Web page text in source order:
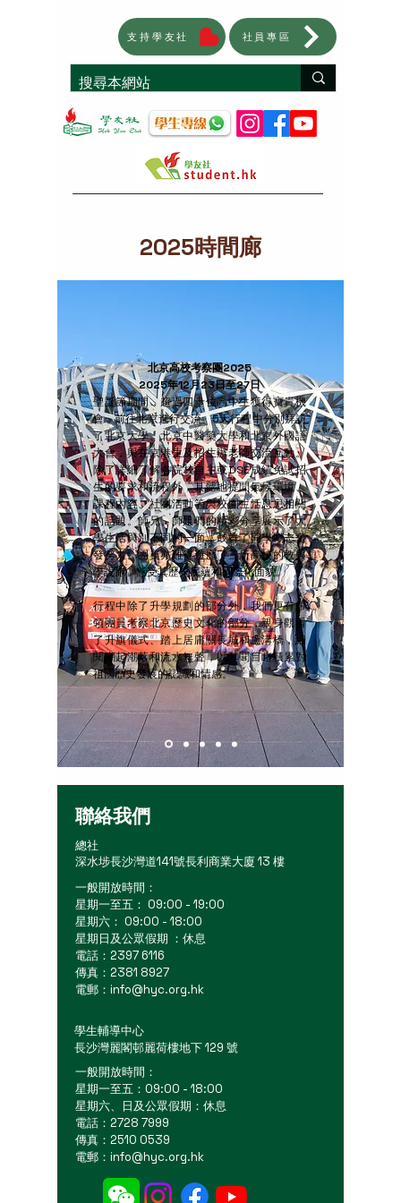
支持學友社 社員專區
2025時間廊
北京高校考察團2025
2025年12月23日至27日
聖誕節期間，超過四十位高中生獲得寶貴機
會，前往北京進行交流。5天行程中分別拜訪
了北京大學、北京中醫藥大學和北京外國語
大會，與在京港生及招生辦老師交流互動。
除了詳細了解各院校自主或DSE成績免試招
生的要求和流程外，具體地提問氣候環境、
課程內容、社團活動等與校園生活息息相關
的話題。師兄、師姐們的精彩分享展示了大
學生活與別不同的一面，鼓舞了同學勵志奮
發努力。團員亦難得遊歷了三所高校的教與
學設施，感受其歷史底蘊和國際化面貌。
行程中除了升學規劃的部分外，我們更有帶
領團員考察北京歷史文化的部分，親身觀看
了升旗儀式、踏上居庸關長城和盧溝橋，細
閱潮起潮落和流水無聲，以耳聞目睹積累對
祖國歷史發展的認識和情感。
聯絡我們
總社
深水埗長沙灣道141號長利商業大廈 13 樓
一般開放時間：
星期一至五： 09:00 - 19:00
星期六： 09:00 - 18:00
星期日及公眾假期 ：休息
電話：2397 6116
傳真：2381 8927
電郵： info@hyc.org.hk
學生輔導中心
長沙灣麗閣邨麗荷樓地下 129 號
一般開放時間：
星期一至五：09:00 - 18:00
星期六、日及公眾假期：休息
電話：2728 7999
傳真：2510 0539
電郵： info@hyc.org.hk